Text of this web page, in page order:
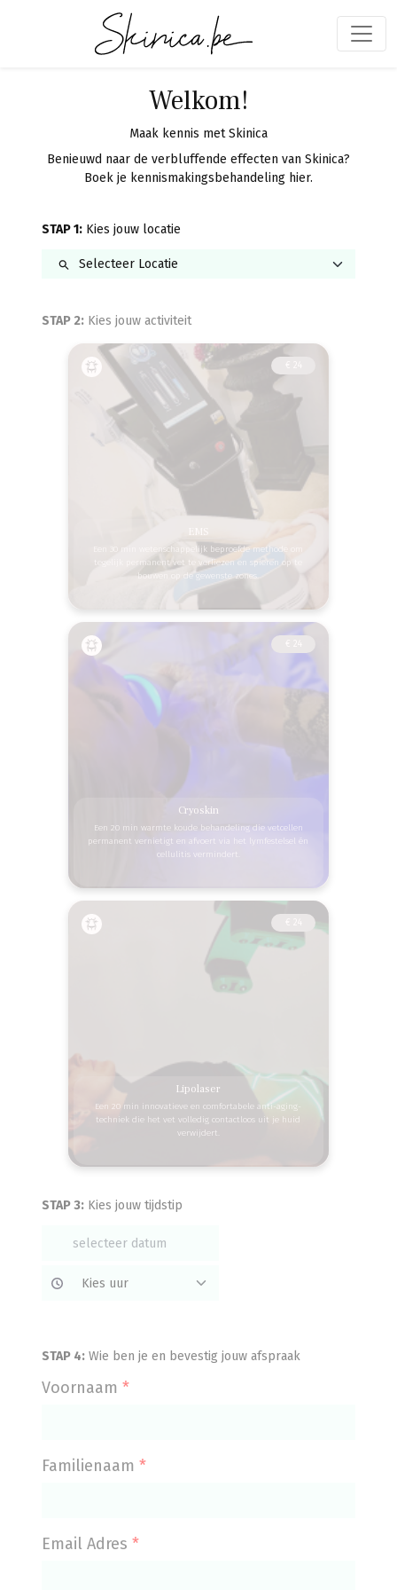
Welkom!
Maak kennis met Skinica
Benieuwd naar de verbluffende effecten van Skinica?
Boek je kennismakingsbehandeling hier.
STAP 1: Kies jouw locatie
STAP 2: Kies jouw activiteit
EMS
Een 30 min wetenschappelijk beproefde methode om
tegelijk permanent vet te verliezen en spieren op te
bouwen op de gewenste zones.
Cryoskin
Een 20 min warmte koude behandeling die vetcellen
permanent vernietigt en afvoert via het lymfestelsel én
cellulitis vermindert.
Lipolaser
Een 20 min innovatieve en comfortabele anti-aging-
techniek die het vet volledig contactloos uit je huid
verwijdert.
STAP 3: Kies jouw tijdstip
STAP 4: Wie ben je en bevestig jouw afspraak
Voornaam *
Familienaam *
Email Adres *